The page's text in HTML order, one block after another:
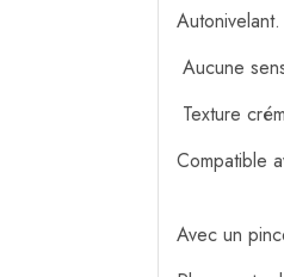
Aucune
Texture
Compatible
Avec un